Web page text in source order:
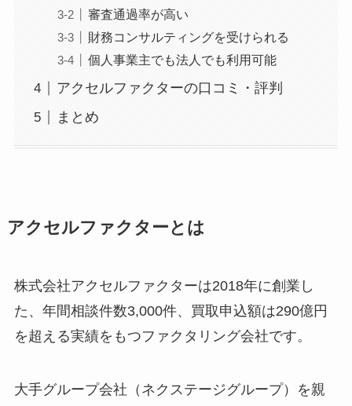
審査通過率が高い
財務コンサルティングを受けられる
個人事業主でも法人でも利用可能
アクセルファクターの口コミ・評判
まとめ
アクセルファクターとは
株式会社アクセルファクターは2018年に創業し
た、年間相談件数3,000件、買取申込額は290億円
を超える実績をもつファクタリング会社です。
大手グループ会社（ネクステージグループ）を親